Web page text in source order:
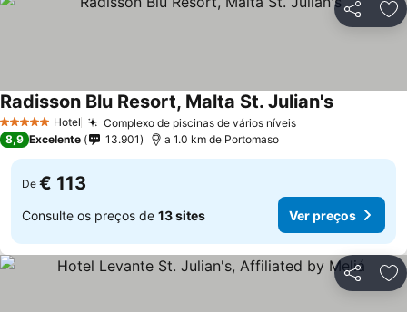
Partilhar
5 Estrelas Hotel Complexo de piscinas de vários níveisVer preços
Radisson Blu Resort, Malta St. Julian'sVer preços
8,9 Excelente 13.901 a 1.0 km de Portomaso
De € 113
Consulte os preços de 13 sites Ver preços
Partilhar